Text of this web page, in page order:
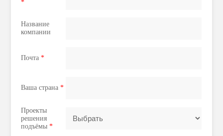
*
Название
компании
Почта*
Ваша страна*
Проекты
решения
подъёмы*